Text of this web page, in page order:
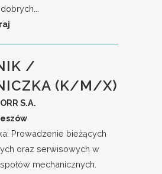
/
(K/M/X)
S.A.
Prowadzenie bieżących
oraz serwisowych w
mechanicznych.